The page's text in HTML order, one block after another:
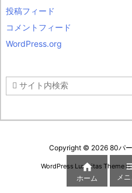
投稿フィード
コメントフィード
WordPress.org
Copyright © 2026 80パ
WordPress Luxeritas Theme

ホーム メ